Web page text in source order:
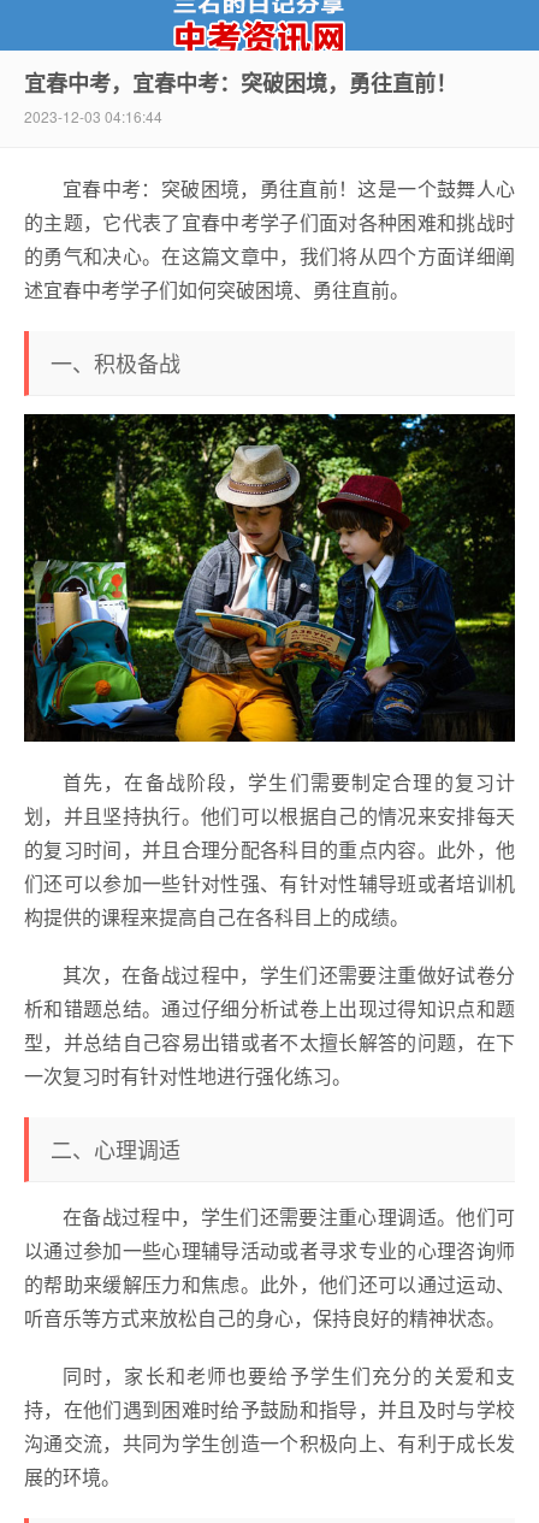
中考资讯网
宜春中考，宜春中考：突破困境，勇往直前！
2023-12-03 04:16:44
宜春中考：突破困境，勇往直前！这是一个鼓舞人心
的主题，它代表了宜春中考学子们面对各种困难和挑战时
的勇气和决心。在这篇文章中，我们将从四个方面详细阐
述宜春中考学子们如何突破困境、勇往直前。
一、积极备战
首先，在备战阶段，学生们需要制定合理的复习计
划，并且坚持执行。他们可以根据自己的情况来安排每天
的复习时间，并且合理分配各科目的重点内容。此外，他
们还可以参加一些针对性强、有针对性辅导班或者培训机
构提供的课程来提高自己在各科目上的成绩。
其次，在备战过程中，学生们还需要注重做好试卷分
析和错题总结。通过仔细分析试卷上出现过得知识点和题
型，并总结自己容易出错或者不太擅长解答的问题，在下
一次复习时有针对性地进行强化练习。
二、心理调适
在备战过程中，学生们还需要注重心理调适。他们可
以通过参加一些心理辅导活动或者寻求专业的心理咨询师
的帮助来缓解压力和焦虑。此外，他们还可以通过运动、
听音乐等方式来放松自己的身心，保持良好的精神状态。
同时，家长和老师也要给予学生们充分的关爱和支
持，在他们遇到困难时给予鼓励和指导，并且及时与学校
沟通交流，共同为学生创造一个积极向上、有利于成长发
展的环境。